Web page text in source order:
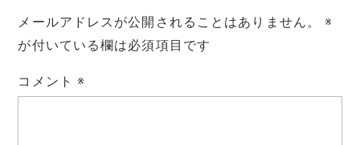
メールアドレスが公開されることはありません。
※
が付いている欄は必須項目です
コメント※